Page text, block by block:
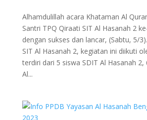
Alhamdulillah acara Khataman Al
Santri TPQ Qiraati SIT Al Hasanah 2
dengan sukses dan lancar, (Sabtu, 5/
SIT Al Hasanah 2, kegiatan ini diikuti
terdiri dari 5 siswa SDIT Al Hasanah 2,
Al...